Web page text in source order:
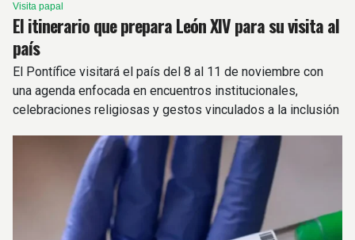
Visita papal
El itinerario que prepara León XIV para su visita al
país
El Pontífice visitará el país del 8 al 11 de noviembre con
una agenda enfocada en encuentros institucionales,
celebraciones religiosas y gestos vinculados a la inclusión